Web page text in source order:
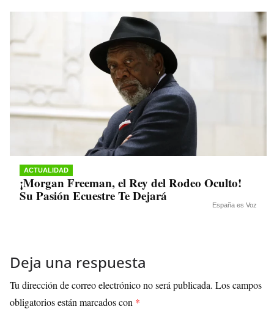
ACTUALIDAD
¡Morgan Freeman, el Rey del Rodeo Oculto!
Su Pasión Ecuestre Te Dejará
España es Voz
Deja una respuesta
Tu dirección de correo electrónico no será publicada. Los campos
obligatorios están marcados con *